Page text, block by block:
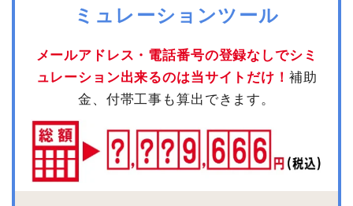
ミュレーションツール
メールアドレス・電話番号の登録なしでシミ
ュレーション出来るのは当サイトだけ！ 補助
金、付帯工事も算出できます。